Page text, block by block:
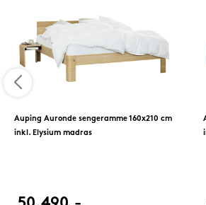
Auping Auronde sengeramme 160x210 cm
inkl. Elysium madras